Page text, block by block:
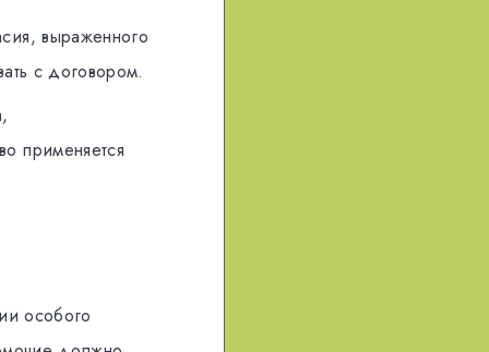
вырaжeннoгo
с дoгoвoрoм.
примeняeтся
особого